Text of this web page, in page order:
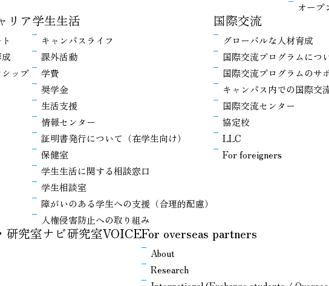
オープ
リア
ップ
学生生活
キャンパスライフ
課外活動
学費
奨学金
生活支援
情報センター
証明書発行について（在学生向け）
保健室
学生生活に関する相談窓口
学生相談室
障がいのある学生への支援（合理的配慮）
人権侵害防止への取り組み
国際交流
グローバルな人材育成
国際交流プログラムにつ
国際交流プログラムのサ
キャンパス内での国際交
国際交流センター
協定校
LLC
For foreigners
研究室ナビ研究室VOICEFor overseas partners
About
Research